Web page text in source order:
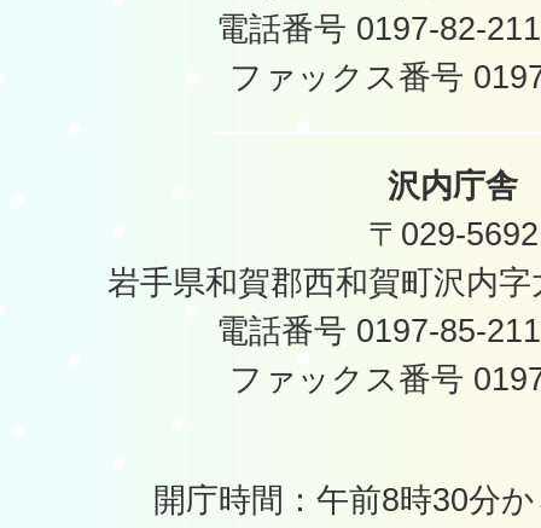
電話番号 0197-82-
ファックス番号
沢内庁舎
〒029-5692
岩手県和賀郡西和賀町沢内
電話番号 0197-85-
ファックス番号
開庁時間：午前8時30分